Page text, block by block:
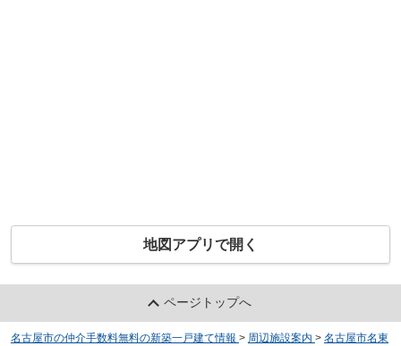
地図アプリで開く
ページトップへ
名古屋市の仲介手数料無料の新築一戸建て情報 > 周辺施設案内 > 名古屋市名東